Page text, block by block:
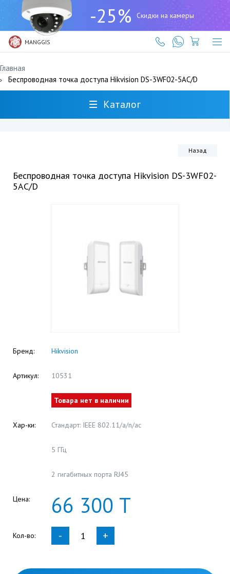
-25% Скидки на камеры
MANGGIS
(727)
317-
61-
61
Главная
Беспроводная точка доступа Hikvision DS-3WF02-5AC/D
Каталог
Назад
Беспроводная точка доступа Hikvision DS-3WF02-
5AC/D
Бренд: Hikvision
Артикул: 10531
Товара нет в наличии
Хар-ки: Стандарт: IEEE 802.11/a/n/ac
5 ГГц
2 гигабитных порта RJ45
Цена: 66 300 Т
Кол-во: - +